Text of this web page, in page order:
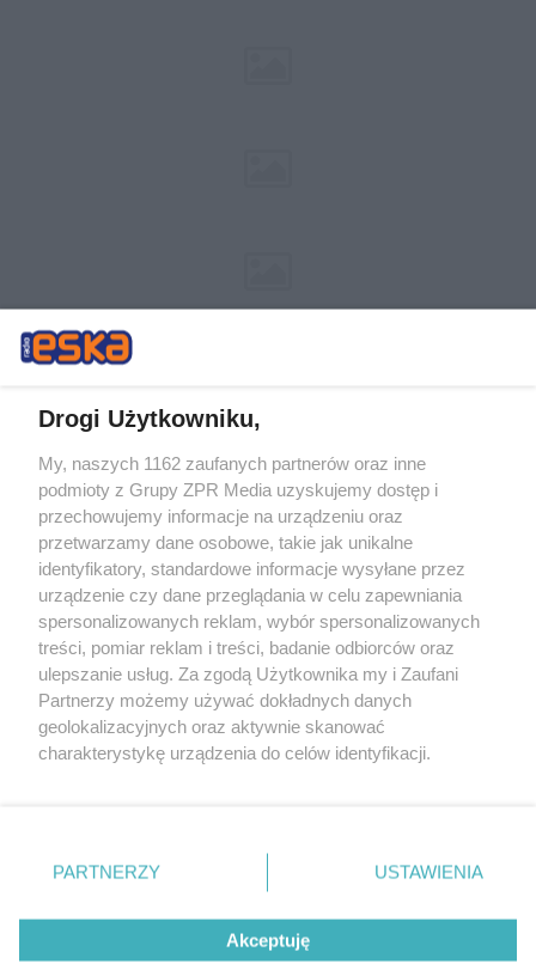
Żaden utwór zamieszczony w serwisie nie może być powielany i
rozpowszechniany lub dalej rozpowszechniany w jakikolwiek sposób (w
tym także elektroniczny lub mechaniczny) na jakimkolwiek polu
eksploatacji w jakiejkolwiek formie, włącznie z umieszczaniem w
Internecie bez pisemnej zgody właściciela praw. Jakiekolwiek użycie lub
wykorzystanie utworów w całości lub w części z naruszeniem prawa,
tzn. bez właściwej zgody, jest zabronione pod groźbą kary i może być
ścigane prawnie.
© 2026 Grupa ZPR Media
Drogi Użytkowniku,
My, naszych 1162 zaufanych partnerów oraz inne
podmioty z Grupy ZPR Media uzyskujemy dostęp i
przechowujemy informacje na urządzeniu oraz
przetwarzamy dane osobowe, takie jak unikalne
identyfikatory, standardowe informacje wysyłane przez
urządzenie czy dane przeglądania w celu zapewniania
spersonalizowanych reklam, wybór spersonalizowanych
treści, pomiar reklam i treści, badanie odbiorców oraz
ulepszanie usług. Za zgodą Użytkownika my i Zaufani
Partnerzy możemy używać dokładnych danych
geolokalizacyjnych oraz aktywnie skanować
charakterystykę urządzenia do celów identyfikacji.
zmienić/wycofać klikając przycisk ustawień prywatności
znajdujący się w lewym dolnym rogu strony
rodzaje przetwarzania danych nie wymagają zgody
użytkownika, ale masz prawo sprzeciwić się takiemu
PARTNERZY USTAWIENIA
Akceptuję